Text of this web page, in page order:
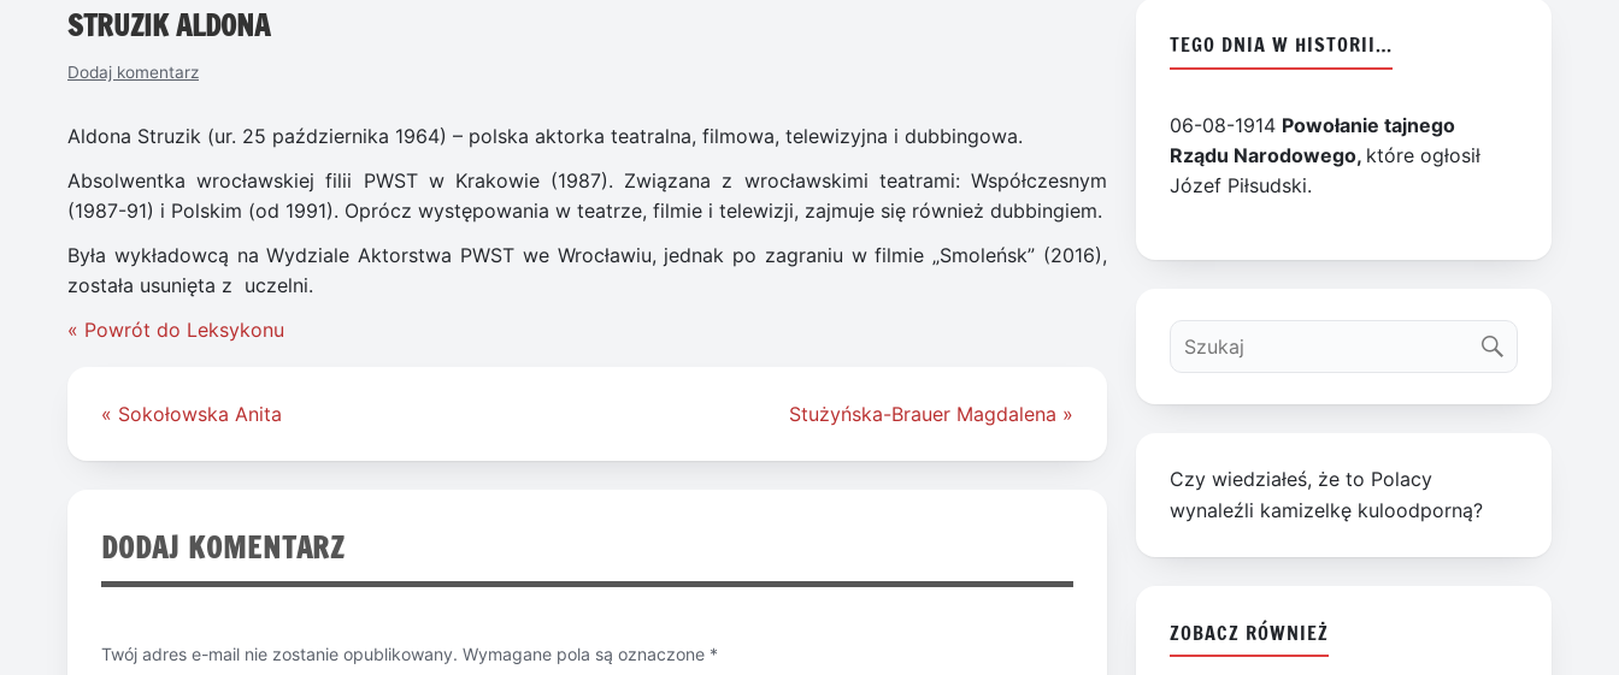
STRUZIK ALDONA
Dodaj komentarz
Aldona Struzik (ur. 25 października 1964) – polska aktorka teatralna, filmowa, telewizyjna i dubbingowa.
Absolwentka wrocławskiej filii PWST w Krakowie (1987). Związana z wrocławskimi teatrami: Współczesnym
(1987-91) i Polskim (od 1991). Oprócz występowania w teatrze, filmie i telewizji, zajmuje się również dubbingiem.
Była wykładowcą na Wydziale Aktorstwa PWST we Wrocławiu, jednak po zagraniu w filmie „Smoleńsk” (2016),
została usunięta z uczelni.
« Powrót do Leksykonu
Nawigacja
« Sokołowska Anita Stużyńska-Brauer Magdalena »
DODAJ KOMENTARZ
Twój adres e-mail nie zostanie opublikowany. Wymagane pola są oznaczone *
TEGO DNIA W HISTORII…
06-08-1914 Powołanie tajnego
Rządu Narodowego, które ogłosił
Józef Piłsudski.
Czy wiedziałeś, że to Polacy
wynaleźli kamizelkę kuloodporną?
ZOBACZ RÓWNIEŻ